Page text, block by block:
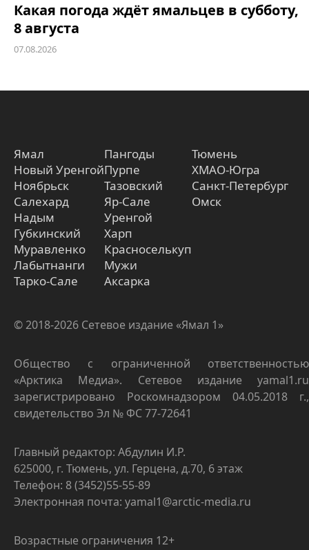
Какая погода ждёт ямальцев в субботу,
8 августа
07.08.2026
Ямал
Новый Уренгой
Ноябрьск
Салехард
Надым
Губкинский
Муравленко
Лабытнанги
Тарко-Сале
Пангоды
Пурпе
Тазовский
Яр-Сале
Уренгой
Харп
Красноселькуп
Мужи
Аксарка
Тюмень
ХМАО-Югра
Санкт-Петербург
Омск
© 2018-2026 Сетевое издание «Ямал 1»
Общество с ограниченной ответственностью
«Арктика Медиа». Сетевое издание yamal1.ru
зарегистрировано Роскомнадзором 04.05.2018 г.,
свидетельство Эл № ФС 77-72641
Главный редактор: Абдулин И.Р.
625000, г. Тюмень, ул. Герцена, д.70, 6 этаж
Телефон: 8 (3452)55-55-89
Электронная почта: yamal1@arctic-media.ru
Возрастные ограничения 12+